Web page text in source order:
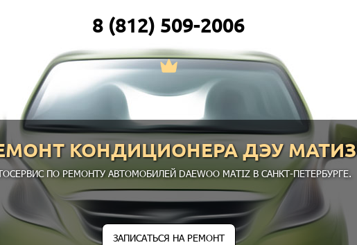
8 (812) 509-2006
КОНДИЦИОНЕРА ДЭУ МАТИЗ
ПО РЕМОНТУ АВТОМОБИЛЕЙ DAEWOO MATIZ В САНКТ-ПЕТЕРБУРГЕ.
ЗАПИСАТЬСЯ НА РЕМОНТ